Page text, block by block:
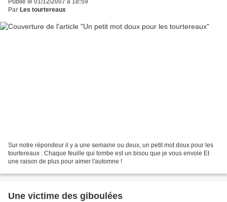
Par Les tourtereaux
Sur notre répondeur il y a une semaine ou deux, un petit mot doux pour les
tourtereaux : Chaque feuille qui tombe est un bisou que je vous envoie Et
une raison de plus pour aimer l'automne !
Une victime des giboulées